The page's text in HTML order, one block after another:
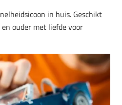
in huis. Geschikt
ouder met liefde voor